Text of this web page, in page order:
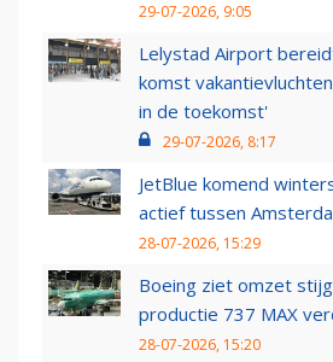
29-07-2026, 9:05
Lelystad Airport
komst
in de toekomst'
29-07-2026, 8:17
JetBlue komend
actief tussen
28-07-2026, 15:29
Boeing ziet omzet
productie 737 MAX
28-07-2026, 15:20